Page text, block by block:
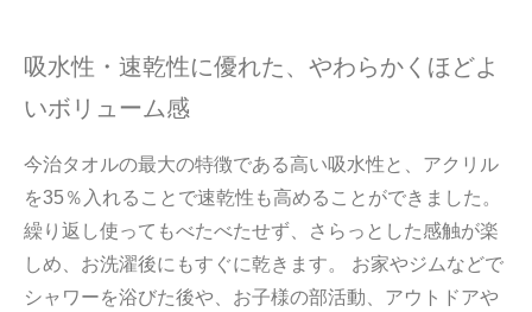
吸水性・速乾性に優れた、やわらかくほどよ
いボリューム感
今治タオルの最大の特徴である高い吸水性と、アクリル
を35％入れることで速乾性も高めることができました。
繰り返し使ってもべたべたせず、さらっとした感触が楽
しめ、お洗濯後にもすぐに乾きます。 お家やジムなどで
シャワーを浴びた後や、お子様の部活動、アウトドアや